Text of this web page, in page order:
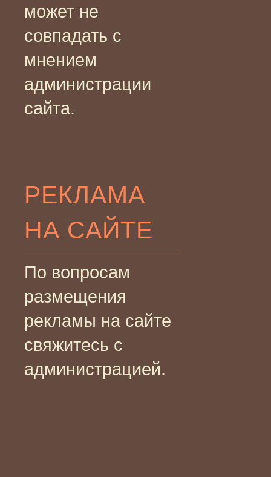
может не
совпадать с
мнением
администрации
сайта.
РЕКЛАМА
НА САЙТЕ
По вопросам
размещения
рекламы на сайте
свяжитесь с
администрацией.